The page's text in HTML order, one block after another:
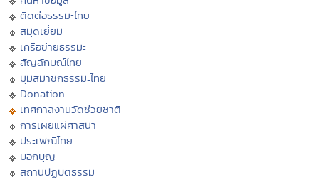
ติดต่อธรรมะไทย
สมุดเยี่ยม
เครือข่ายธรรมะ
สัญลักษณ์ไทย
มุมสมาชิกธรรมะไทย
Donation
เทศกาลงานวัดช่วยชาติ
การเผยแผ่ศาสนา
ประเพณีไทย
บอกบุญ
สถานปฏิบัติธรรม